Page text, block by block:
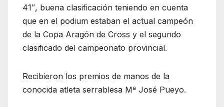
41″, buena clasificación teniendo en cuenta
que en el podium estaban el actual campeón
de la Copa Aragón de Cross y el segundo
clasificado del campeonato provincial.
Recibieron los premios de manos de la
conocida atleta serrablesa Mª José Pueyo.